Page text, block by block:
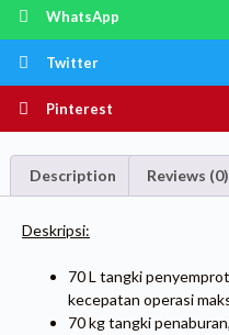
WhatsApp
Twitter
Pinterest
Description Reviews (0)
Deskripsi:
70 L tangki
kecepatan operasi
70 kg tangki